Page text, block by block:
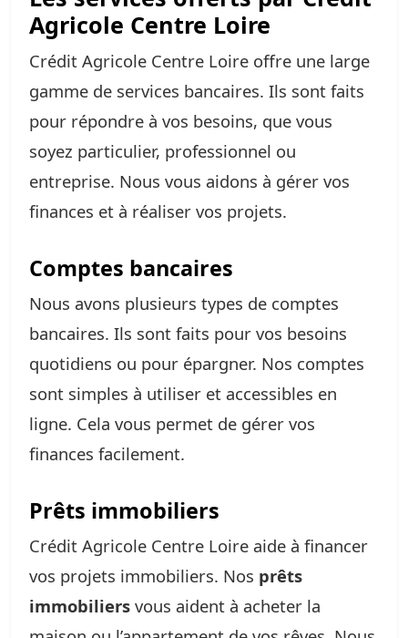
Agricole Centre Loire
Crédit Agricole Centre Loire offre une large
gamme de services bancaires. Ils sont faits
pour répondre à vos besoins, que vous
soyez particulier, professionnel ou
entreprise. Nous vous aidons à gérer vos
finances et à réaliser vos projets.
Comptes bancaires
Nous avons plusieurs types de comptes
bancaires. Ils sont faits pour vos besoins
quotidiens ou pour épargner. Nos comptes
sont simples à utiliser et accessibles en
ligne. Cela vous permet de gérer vos
finances facilement.
Prêts immobiliers
Crédit Agricole Centre Loire aide à financer
vos projets immobiliers. Nos prêts
immobiliers vous aident à acheter la